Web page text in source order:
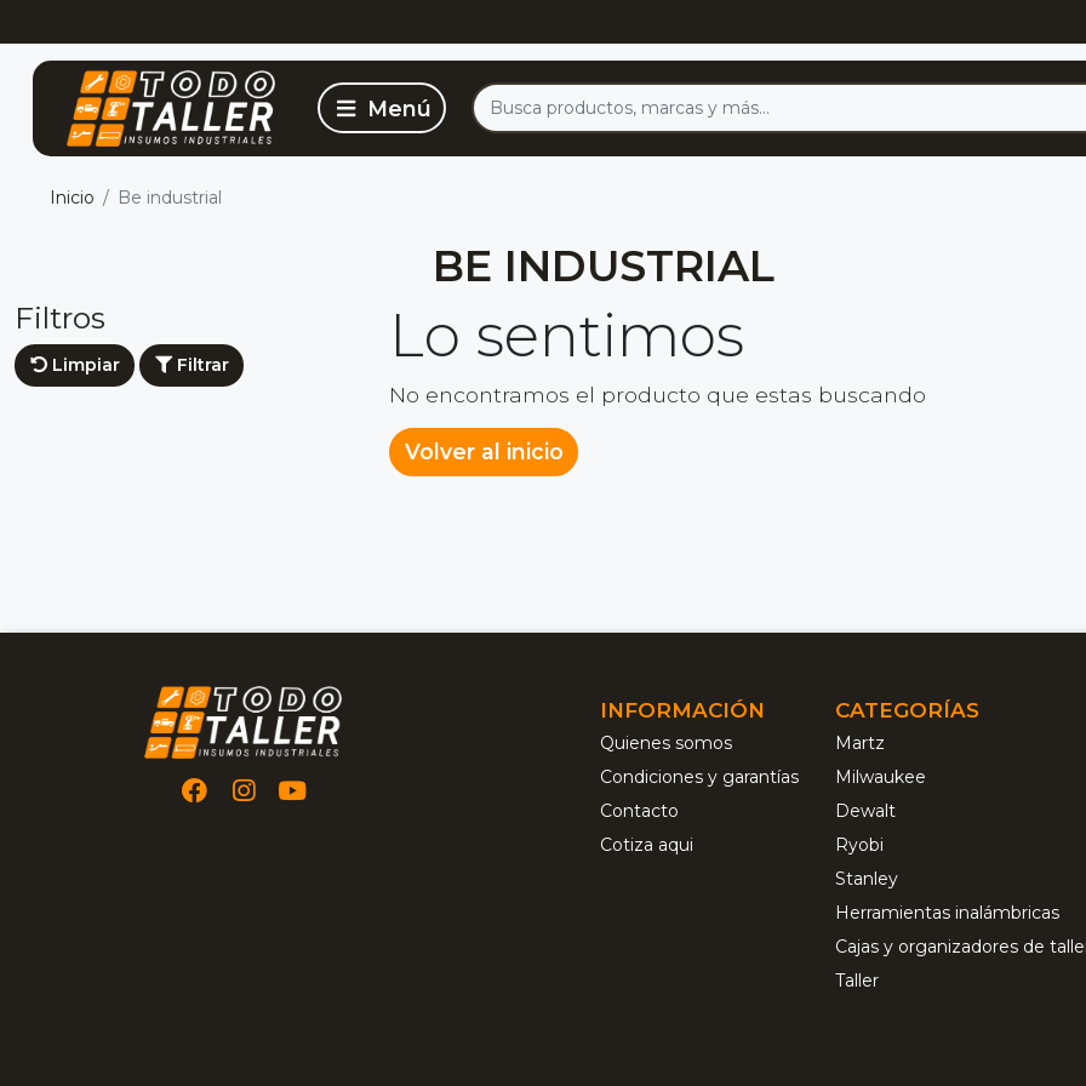
Inicio Be industrial
BE INDUSTRIAL
Filtros
Limpiar Filtrar Lo sentimos
No encontramos el producto que estas buscando
Volver al inicio
INFORMACIÓN
Quienes somos
Condiciones y garantías
Contacto
Cotiza aqui
CATEGORÍAS
Martz
Milwaukee
Dewalt
Ryobi
Stanley
Herramientas inalámbricas
Cajas y organizadores de
Taller